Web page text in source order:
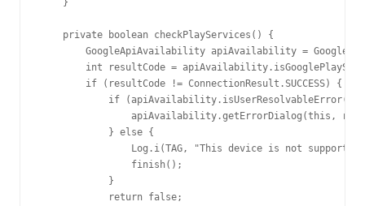
    }
    private boolean checkPlayServices() {
GoogleApiAvailability apiAvailability =
int resultCode =
        if (resultCode != ConnectionResult.SUCCESS) {
if
apiAvailability.getErrorDialog(this,
            } else {
Log.i(TAG, "This device is not
                finish();
            }
            return false;